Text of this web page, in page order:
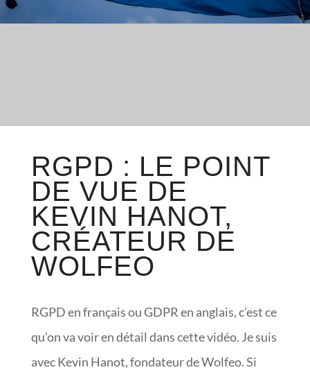
RGPD : LE POINT
DE VUE DE
KEVIN HANOT,
CRÉATEUR DE
WOLFEO
RGPD en français ou GDPR en anglais, c’est ce
qu’on va voir en détail dans cette vidéo. Je suis
avec Kevin Hanot, fondateur de Wolfeo. Si